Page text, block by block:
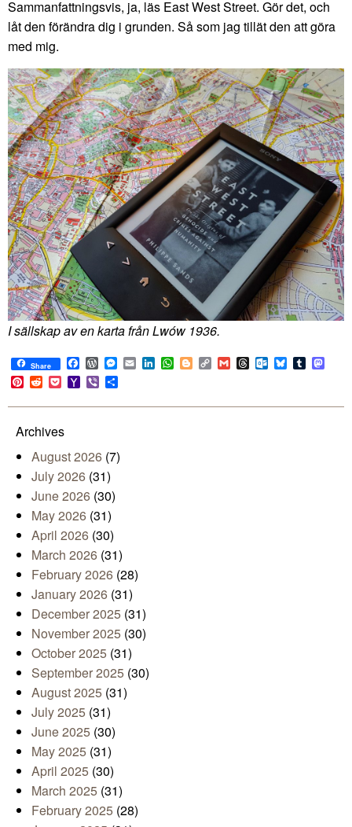
Sammanfattningsvis, ja, läs East West Street. Gör det, och
låt den förändra dig i grunden. Så som jag tillät den att göra
med mig.
I sällskap av en karta från Lwów 1936.
Share Facebook
WordPress
Messenger
EmailLinkedIn
WhatsApp
BloggerCopy
Link
GmailThreadsOutlook.com
BlueskyTumblr
Pinterest
RedditPocketYahoo
Mail
Viber
Archives
August 2026 (7)
July 2026 (31)
June 2026 (30)
May 2026 (31)
April 2026 (30)
March 2026 (31)
February 2026 (28)
January 2026 (31)
December 2025 (31)
November 2025 (30)
October 2025 (31)
September 2025 (30)
August 2025 (31)
July 2025 (31)
June 2025 (30)
May 2025 (31)
April 2025 (30)
March 2025 (31)
February 2025 (28)